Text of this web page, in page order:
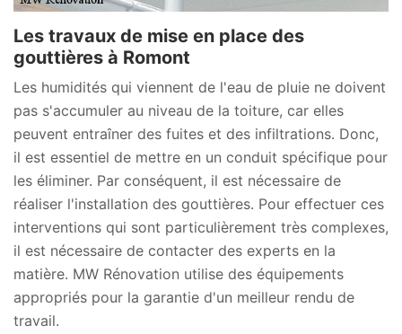
Les travaux de mise en place des
gouttières à Romont
Les humidités qui viennent de l'eau de pluie ne doivent
pas s'accumuler au niveau de la toiture, car elles
peuvent entraîner des fuites et des infiltrations. Donc,
il est essentiel de mettre en un conduit spécifique pour
les éliminer. Par conséquent, il est nécessaire de
réaliser l'installation des gouttières. Pour effectuer ces
interventions qui sont particulièrement très complexes,
il est nécessaire de contacter des experts en la
matière. MW Rénovation utilise des équipements
appropriés pour la garantie d'un meilleur rendu de
travail.